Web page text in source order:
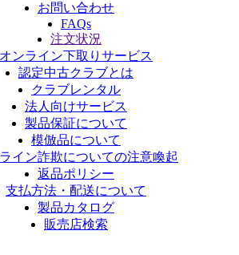
お問い合わせ
FAQs
注文状況
オンライン下取りサービス
認定中古クラブとは
クラブレンタル
法人向けサービス
製品保証について
模倣品について
イン詐欺についての注意喚起
返品ポリシー
支払方法・配送について
製品カタログ
販売店検索